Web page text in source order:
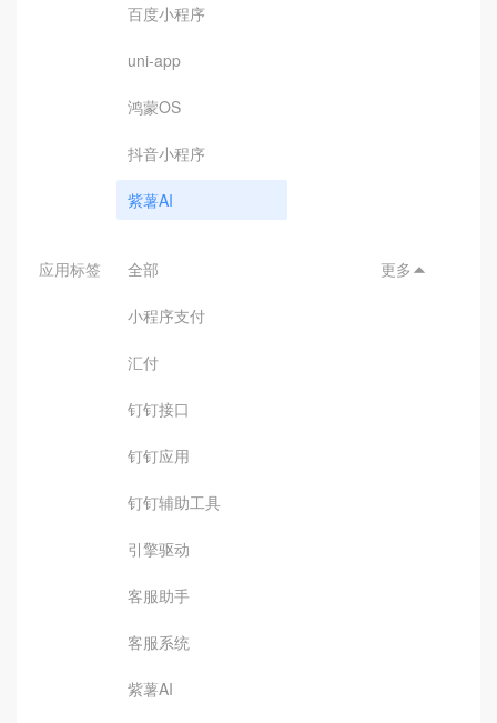
百度小程序
uni-app
鸿蒙OS
抖音小程序
紫薯AI
应用标签 全部
小程序支付
汇付
钉钉接口
钉钉应用
钉钉辅助工具
引擎驱动
客服助手
客服系统
紫薯AI
更多 